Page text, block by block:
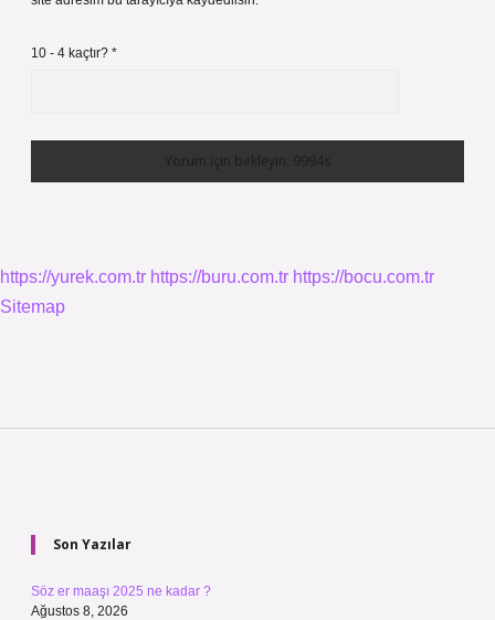
10 - 4 kaçtır? *
https://yurek.com.tr https://buru.com.tr https://bocu.com.tr
Sitemap
Son Yazılar
Söz er maaşı 2025 ne kadar ?
Ağustos 8, 2026